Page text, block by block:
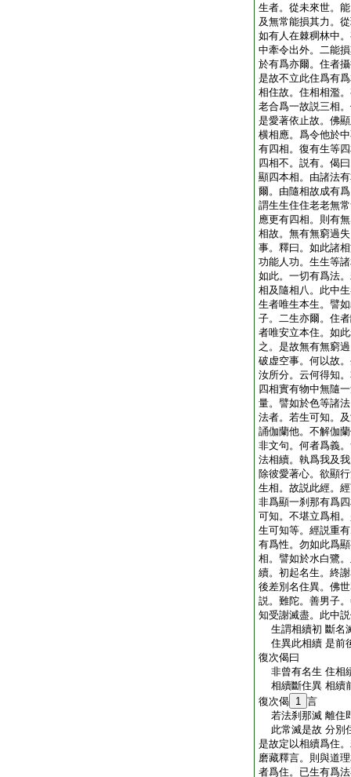
生者。從未來世。
及無常能損其力。
如有人在棘稠林中
中牽令出外。二能
於有爲亦爾。住者
是故不立此住爲有
相住故。住相相濫
老合爲一故説三相
是愛著依止故。佛
横相應。爲令他於
有四相。復有生等
四相不。説有。偈
顯四本相。由諸法
爾。由隨相故成有
謂生生住住老老無
應更有四相。則有
相故。無有無窮過
事。釋曰。如此諸
功能人功。生生等
如此。一切有爲法
相及隨相八。此中
生者唯生本生。譬
子。二生亦爾。住
者唯安立本住。如
之。是故無有無窮
破虚空事。何以故
汝所分。云何得知
四相實有物中無隨
量。譬如於色等諸
法者。若生可知。
誦伽蘭他。不解伽
非文句。何者爲義
法相續。執爲我及
除彼愛著心。欲顯
生相。故説此經。
非爲顯一刹那有爲
可知。不堪立爲相
生可知等。經説重
有爲性。勿如此爲
相。譬如於水白鷺
續。初起名生。終
後差別名住異。佛
説。難陀。善男子
知受謝滅盡。此中
生謂相續初 斷名
住異此相續 是前
復次偈曰
非曾有名生 住相
相續斷住異 相續
復次偈 1 言
若法刹那滅 離住
此常滅是故 分別
是故定以相續爲住
磨藏釋言。則與道
者爲住。已生有爲